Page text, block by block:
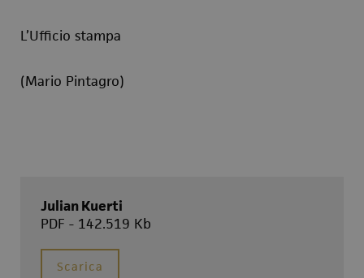
L’Ufficio stampa
(Mario Pintagro)
Julian Kuerti
PDF - 142.519 Kb
Scarica